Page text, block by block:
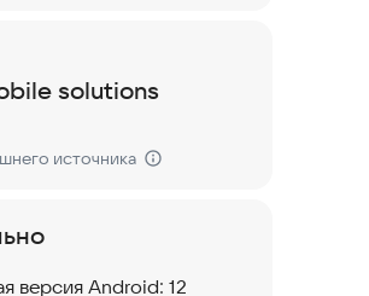
solutions
источника
версия Android: 12